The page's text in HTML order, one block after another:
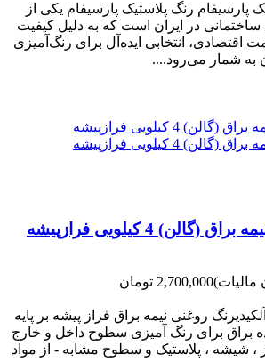
پارسیفام رنگ پلاستیک پارسیفام یکی از
در ایران است که به دلیل کیفیت
اقتصادی، انتخابی ایده‌آل برای رنگ‌آمیزی
به شمار می‌رود....
4 کیلویی فرازپیشه
مالیات)2,700,000 تومان
روغنی نیمه براق فراز پیشه بر پایه
براق برای رنگ آمیزی سطوح داخل و خارج
، شیشه ، پلاستیک و سطوح مشابه - از مواد